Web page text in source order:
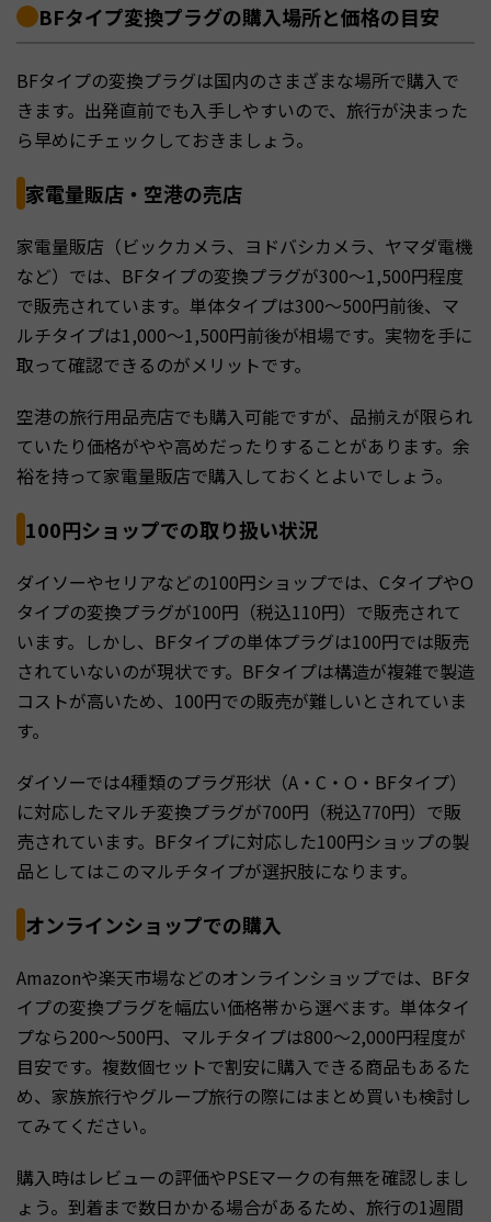
BFタイプ変換プラグの購入場所と価格の目安
BFタイプの変換プラグは国内のさまざまな場所で購入で
きます。出発直前でも入手しやすいので、旅行が決まった
ら早めにチェックしておきましょう。
家電量販店・空港の売店
家電量販店（ビックカメラ、ヨドバシカメラ、ヤマダ電機
など）では、BFタイプの変換プラグが300〜1,500円程度
で販売されています。単体タイプは300〜500円前後、マ
ルチタイプは1,000〜1,500円前後が相場です。実物を手に
取って確認できるのがメリットです。
空港の旅行用品売店でも購入可能ですが、品揃えが限られ
ていたり価格がやや高めだったりすることがあります。余
裕を持って家電量販店で購入しておくとよいでしょう。
100円ショップでの取り扱い状況
ダイソーやセリアなどの100円ショップでは、CタイプやO
タイプの変換プラグが100円（税込110円）で販売されて
います。しかし、BFタイプの単体プラグは100円では販売
されていないのが現状です。BFタイプは構造が複雑で製造
コストが高いため、100円での販売が難しいとされていま
す。
ダイソーでは4種類のプラグ形状（A・C・O・BFタイプ）
に対応したマルチ変換プラグが700円（税込770円）で販
売されています。BFタイプに対応した100円ショップの製
品としてはこのマルチタイプが選択肢になります。
オンラインショップでの購入
Amazonや楽天市場などのオンラインショップでは、BFタ
イプの変換プラグを幅広い価格帯から選べます。単体タイ
プなら200〜500円、マルチタイプは800〜2,000円程度が
目安です。複数個セットで割安に購入できる商品もあるた
め、家族旅行やグループ旅行の際にはまとめ買いも検討し
てみてください。
購入時はレビューの評価やPSEマークの有無を確認しまし
ょう。到着まで数日かかる場合があるため、旅行の1週間